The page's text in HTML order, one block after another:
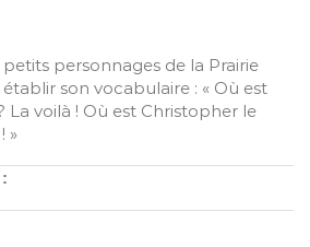
personnages de la Prairie
son vocabulaire : « Où est
La voilà ! Où est Christopher le
»